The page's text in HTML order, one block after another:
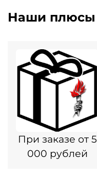
Наши плюсы
При заказе от 5
000 рублей